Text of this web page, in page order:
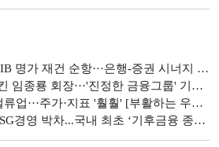
순항···은행-증권 시너지 기대[부활하는 우리금융③]
···'진정한 금융그룹' 기틀 마련 [부활하는 우리금융②]
···주가·지표 '훨훨' [부활하는 우리금융①]
박차...국내 최초 ‘기후금융 종합정보포털’ 오픈